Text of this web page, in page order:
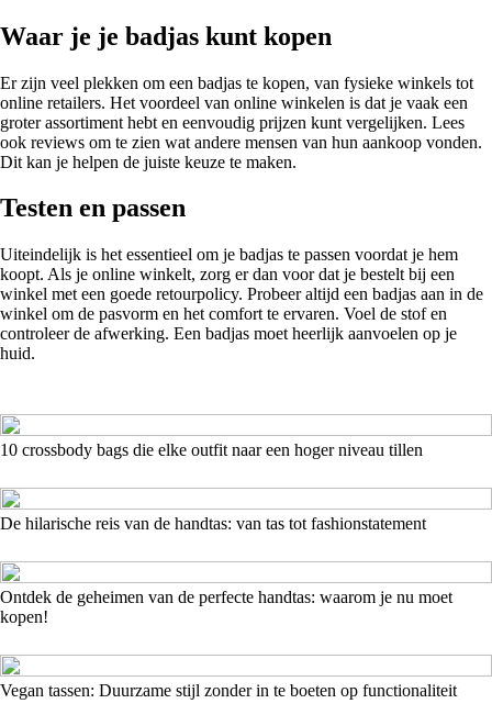
Waar je je badjas kunt kopen
Er zijn veel plekken om een badjas te kopen, van fysieke winkels tot
online retailers. Het voordeel van online winkelen is dat je vaak een
groter assortiment hebt en eenvoudig prijzen kunt vergelijken. Lees
ook reviews om te zien wat andere mensen van hun aankoop vonden.
Dit kan je helpen de juiste keuze te maken.
Testen en passen
Uiteindelijk is het essentieel om je badjas te passen voordat je hem
koopt. Als je online winkelt, zorg er dan voor dat je bestelt bij een
winkel met een goede retourpolicy. Probeer altijd een badjas aan in de
winkel om de pasvorm en het comfort te ervaren. Voel de stof en
controleer de afwerking. Een badjas moet heerlijk aanvoelen op je
huid.
10 crossbody bags die elke outfit naar een hoger niveau tillen
De hilarische reis van de handtas: van tas tot fashionstatement
Ontdek de geheimen van de perfecte handtas: waarom je nu moet
kopen!
Vegan tassen: Duurzame stijl zonder in te boeten op functionaliteit